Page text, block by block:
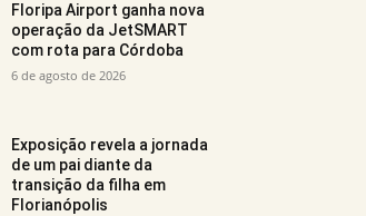
Floripa Airport ganha nova
operação da JetSMART
com rota para Córdoba
6 de agosto de 2026
Exposição revela a jornada
de um pai diante da
transição da filha em
Florianópolis